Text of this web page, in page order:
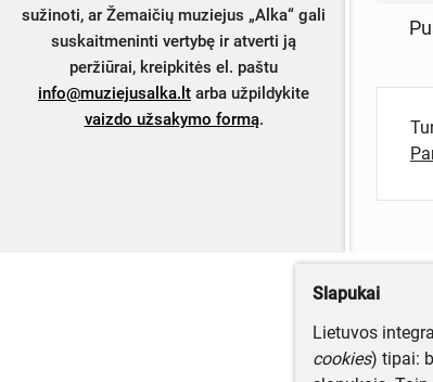
sužinoti, ar Žemaičių muziejus „Alka“ gali
suskaitmeninti vertybę ir atverti ją
peržiūrai, kreipkitės el. paštu
info@muziejusalka.lt arba užpildykite
vaizdo užsakymo formą.
Slapukai
Lietuvos
cookies) tipai: